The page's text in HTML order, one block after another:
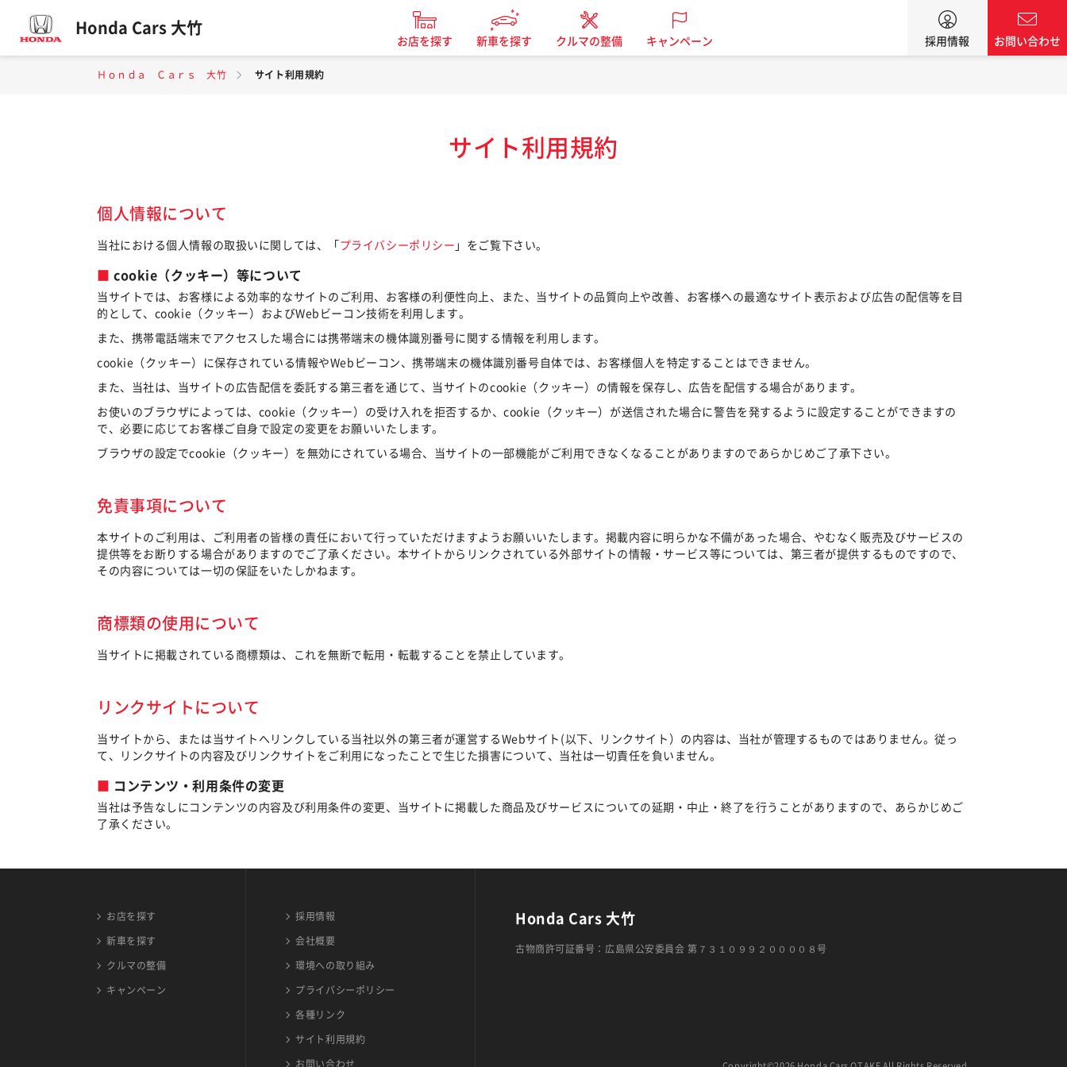
Honda Cars 大竹
お店を探す 新車を探す クルマの整備 キャンペーン 採用情報 お問い合わせ
Ｈｏｎｄａ Ｃａｒｓ 大竹 サイト利用規約
サイト利用規約
個人情報について
当社における個人情報の取扱いに関しては、「 プライバシーポリシー 」をご覧下さい。
cookie（クッキー）等について
当サイトでは、お客様による効率的なサイトのご利用、お客様の利便性向上、また、当サイトの品質向上や改善、お客様への最適なサイト表示および広告の配信等を目
的として、cookie（クッキー）およびWebビーコン技術を利用します。
また、携帯電話端末でアクセスした場合には携帯端末の機体識別番号に関する情報を利用します。
cookie（クッキー）に保存されている情報やWebビーコン、携帯端末の機体識別番号自体では、お客様個人を特定することはできません。
また、当社は、当サイトの広告配信を委託する第三者を通じて、当サイトのcookie（クッキー）の情報を保存し、広告を配信する場合があります。
お使いのブラウザによっては、cookie（クッキー）の受け入れを拒否するか、cookie（クッキー）が送信された場合に警告を発するように設定することができますの
で、必要に応じてお客様ご自身で設定の変更をお願いいたします。
ブラウザの設定でcookie（クッキー）を無効にされている場合、当サイトの一部機能がご利用できなくなることがありますのであらかじめご了承下さい。
免責事項について
本サイトのご利用は、ご利用者の皆様の責任において行っていただけますようお願いいたします。掲載内容に明らかな不備があった場合、やむなく販売及びサービスの
提供等をお断りする場合がありますのでご了承ください。本サイトからリンクされている外部サイトの情報・サービス等については、第三者が提供するものですので、
その内容については一切の保証をいたしかねます。
商標類の使用について
当サイトに掲載されている商標類は、これを無断で転用・転載することを禁止しています。
リンクサイトについて
当サイトから、または当サイトへリンクしている当社以外の第三者が運営するWebサイト(以下、リンクサイト）の内容は、当社が管理するものではありません。従っ
て、リンクサイトの内容及びリンクサイトをご利用になったことで生じた損害について、当社は一切責任を負いません。
コンテンツ・利用条件の変更
当社は予告なしにコンテンツの内容及び利用条件の変更、当サイトに掲載した商品及びサービスについての延期・中止・終了を行うことがありますので、あらかじめご
了承ください。
お店を探す
新車を探す
クルマの整備
キャンペーン
採用情報
会社概要
環境への取り組み
プライバシーポリシー
各種リンク
サイト利用規約
お問い合わせ
Honda Cars 大竹
古物商許可証番号：広島県公安委員会 第７３１０９９２００００８号